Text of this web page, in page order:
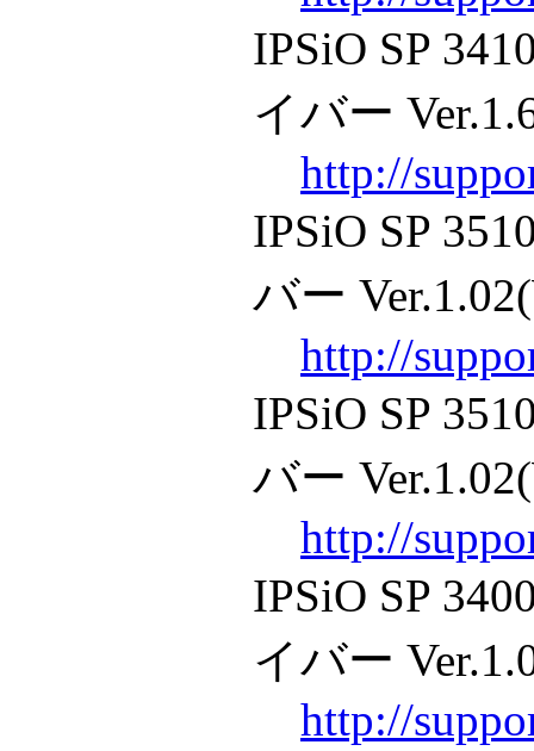
IPSiO SP
イバー
http://
IPSiO SP
バー
http://
IPSiO SP
バー
http://
IPSiO SP
イバー
http://